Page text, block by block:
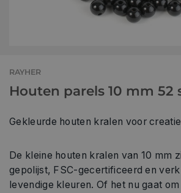
RAYHER
Houten parels 10 mm 52
Gekleurde houten kralen voor
De kleine houten kralen van 10 mm
gepolijst, FSC-gecertificeerd en
levendige kleuren. Of het nu gaat